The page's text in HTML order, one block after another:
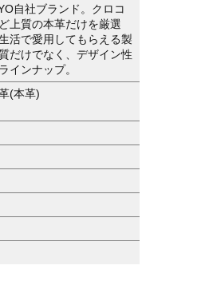
自社ブランド。クロコ
上質の本革だけを厳選
活で愛用してもらえる製
だけでなく、デザイン性
インナップ。
(本革)